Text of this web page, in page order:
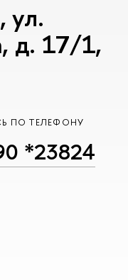
ул.
д. 17/1,
ПО ТЕЛЕФОНУ
*23824